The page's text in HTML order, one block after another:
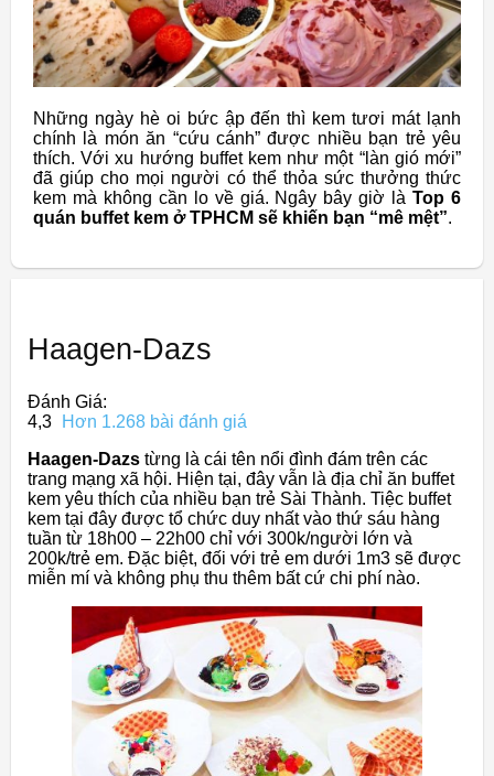
Những ngày hè oi bức ập đến thì kem tươi mát lạnh
chính là món ăn “cứu cánh” được nhiều bạn trẻ yêu
thích. Với xu hướng buffet kem như một “làn gió mới”
đã giúp cho mọi người có thể thỏa sức thưởng thức
kem mà không cần lo về giá. Ngây bây giờ làTop 6
quán buffet kem ở TPHCM sẽ khiến bạn “mê mệt”.
Haagen-Dazs
Đánh Giá:
4,3
Hơn 1.268 bài đánh giá
Haagen-Dazs từng là cái tên nổi đình đám trên các
trang mạng xã hội. Hiện tại, đây vẫn là địa chỉ ăn buffet
kem yêu thích của nhiều bạn trẻ Sài Thành. Tiệc buffet
kem tại đây được tổ chức duy nhất vào thứ sáu hàng
tuần từ 18h00 – 22h00 chỉ với 300k/người lớn và
200k/trẻ em. Đặc biệt, đối với trẻ em dưới 1m3 sẽ được
miễn mí và không phụ thu thêm bất cứ chi phí nào.